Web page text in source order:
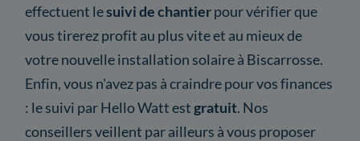
effectuent lesuivi de chantierpour vérifier que
vous tirerez profit au plus vite et au mieux de
votre nouvelle installation solaire à Biscarrosse.
Enfin, vous n'avez pas à craindre pour vos finances
: le suivi par Hello Watt estgratuit. Nos
conseillers veillent par ailleurs à vous proposer